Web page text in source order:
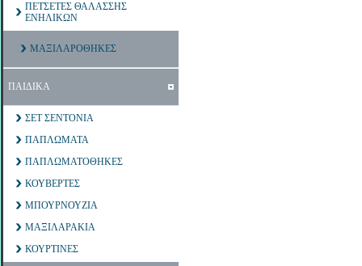
ΠΕΤΣΕΤΕΣ ΘΑΛΑΣΣΗΣ
ΕΝΗΛΙΚΩΝ
ΜΑΞΙΛΑΡΟΘΗΚΕΣ
ΠΑΙΔΙΚΑ
ΣΕΤ ΣΕΝΤΟΝΙΑ
ΠΑΠΛΩΜΑΤΑ
ΠΑΠΛΩΜΑΤΟΘΗΚΕΣ
ΚΟΥΒΕΡΤΕΣ
ΜΠΟΥΡΝΟΥΖΙΑ
ΜΑΞΙΛΑΡΑΚΙΑ
ΚΟΥΡΤΙΝΕΣ